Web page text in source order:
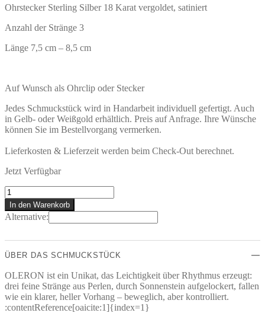
Ohrstecker Sterling Silber 18 Karat vergoldet, satiniert
Anzahl der Stränge 3
Länge 7,5 cm – 8,5 cm
Auf Wunsch als Ohrclip oder Stecker
Jedes Schmuckstück wird in Handarbeit individuell gefertigt. Auch
in Gelb- oder Weißgold erhältlich. Preis auf Anfrage. Ihre Wünsche
können Sie im Bestellvorgang vermerken.
Lieferkosten & Lieferzeit werden beim Check-Out berechnet.
Jetzt Verfügbar
OLERON
Ohrstecker
Menge
In den Warenkorb
Alternative:
ÜBER DAS SCHMUCKSTÜCK
OLERON ist ein Unikat, das Leichtigkeit über Rhythmus erzeugt:
drei feine Stränge aus Perlen, durch Sonnenstein aufgelockert, fallen
wie ein klarer, heller Vorhang – beweglich, aber kontrolliert.
:contentReference[oaicite:1]{index=1}